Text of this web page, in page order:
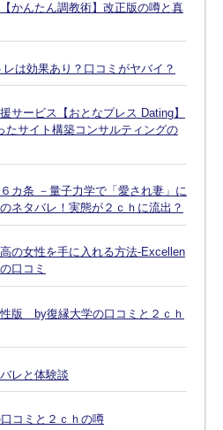
かんたん調教術】改正版の噂と真
は効果あり？口コミがヤバイ？
サービス【おとなプレス Dating】
たサイト構築コンサルティングの
カ条 －量子力学で「愛され妻」に
ネタバレ！実態が２ｃｈに流出？
の女性を手に入れる方法-Excellen
口コミ
版 by復縁大学の口コミと２ｃｈ
レと体験談
コミと２ｃｈの噂